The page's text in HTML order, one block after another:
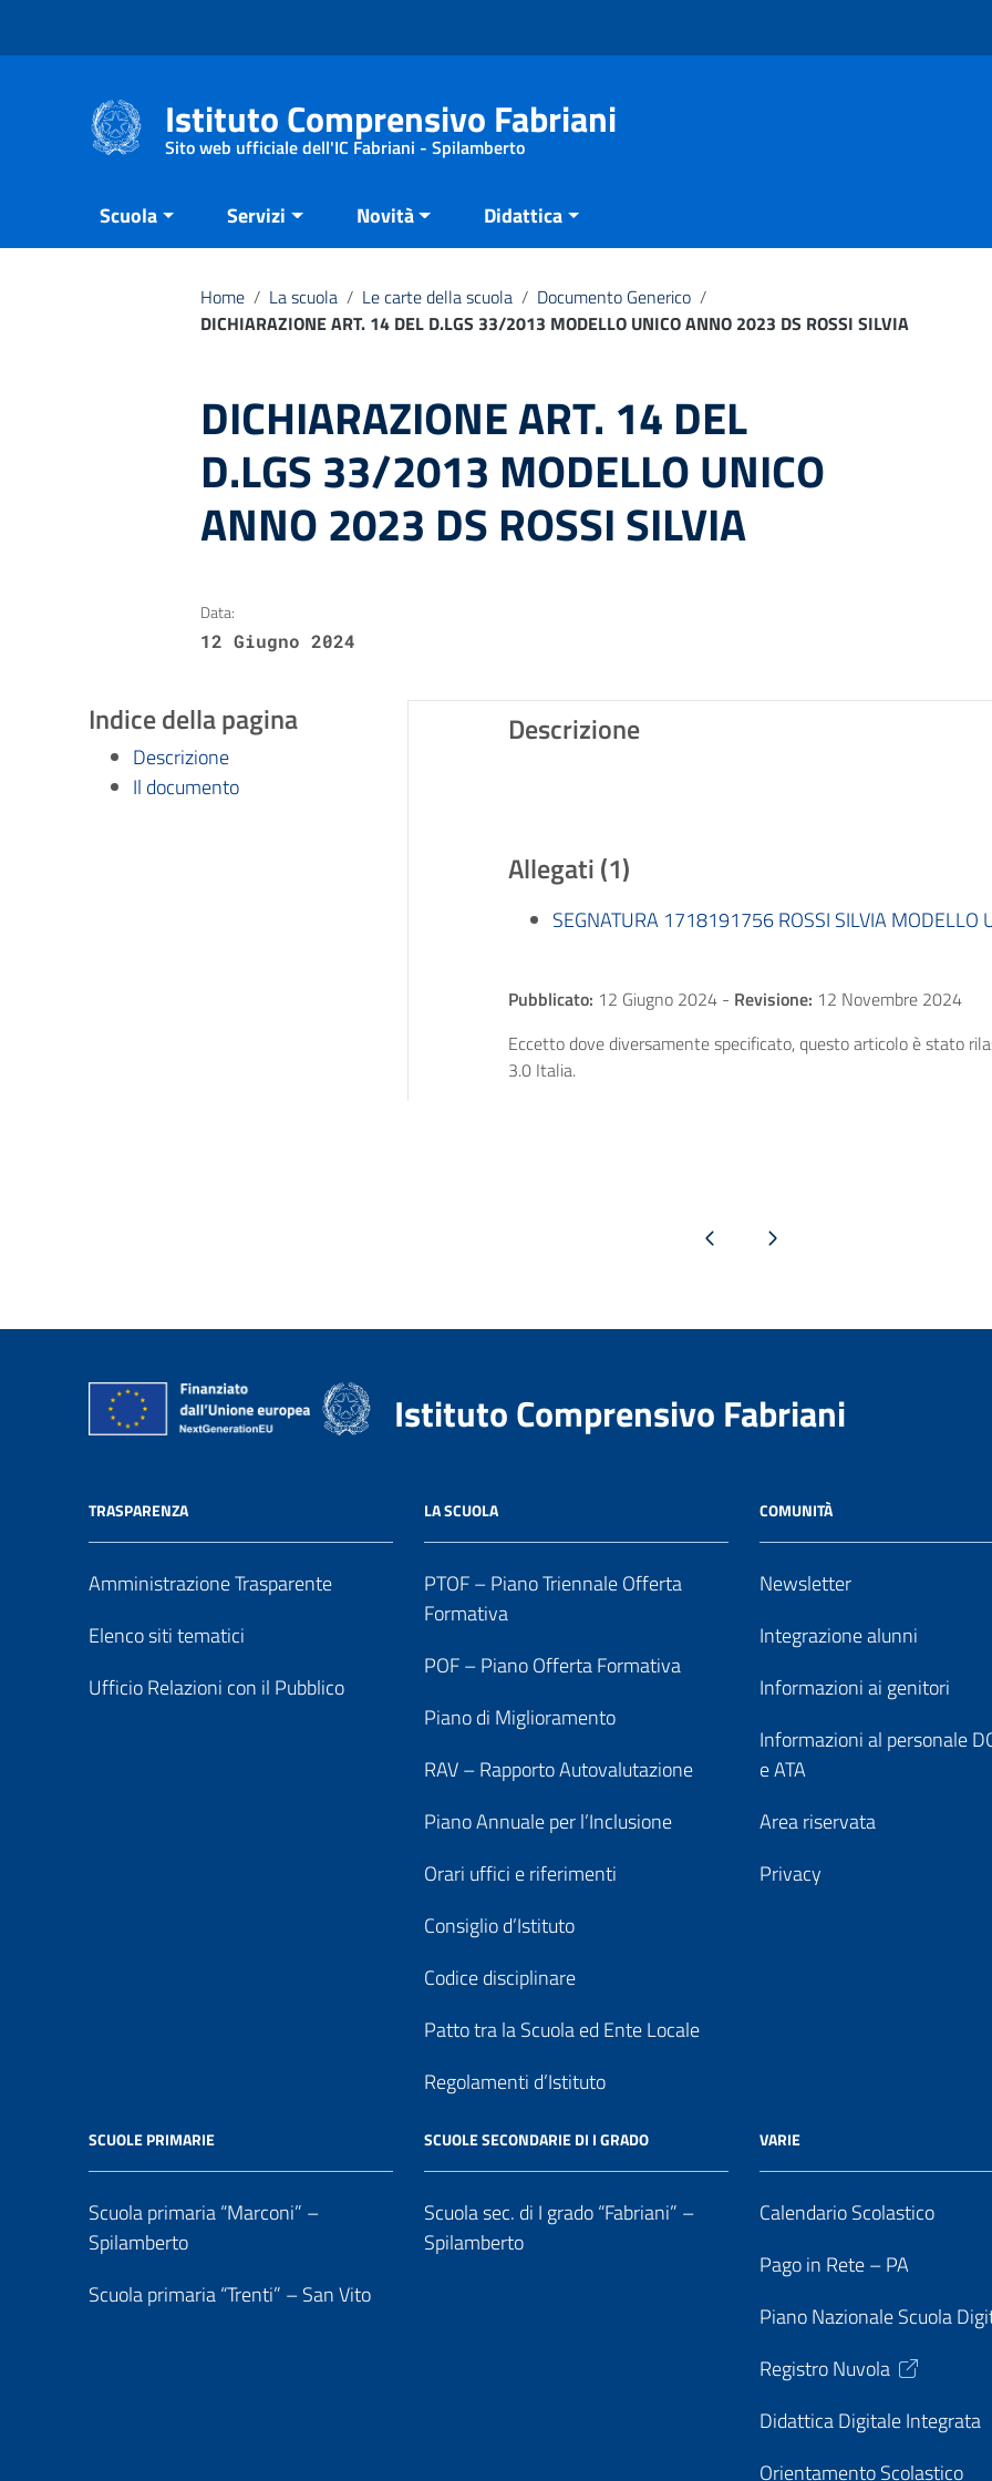
Istituto Comprensivo Fabriani
Sito web ufficiale dell'IC Fabriani - Spilamberto
Scuola Servizi Novità Didattica
Home / La scuola / Le carte della scuola / Documento Generico /
DICHIARAZIONE ART. 14 DEL D.LGS 33/2013 MODELLO UNICO ANNO 2023 DS ROSSI SILVIA
DICHIARAZIONE ART. 14 DEL
D.LGS 33/2013 MODELLO UNICO
ANNO 2023 DS ROSSI SILVIA
Data:
12 Giugno 2024
Indice della pagina
Descrizione
Il documento
Descrizione
Allegati (1)
SEGNATURA 1718191756 ROSSI SILVIA
Pubblicato: 12 Giugno 2024 - Revisione: 12 Novembre 2024
Eccetto dove diversamente specificato, questo articolo è stato
3.0 Italia.
Pagina precedentePagina successiva
Istituto Comprensivo Fabriani
TRASPARENZA
Amministrazione Trasparente
Elenco siti tematici
Ufficio Relazioni con il Pubblico
LA SCUOLA
PTOF – Piano Triennale Offerta
Formativa
POF – Piano Offerta Formativa
Piano di Miglioramento
RAV – Rapporto Autovalutazione
Piano Annuale per l’Inclusione
Orari uffici e riferimenti
Consiglio d’Istituto
Codice disciplinare
Patto tra la Scuola ed Ente Locale
Regolamenti d’Istituto
COMUNITÀ
Newsletter
Integrazione alunni
Informazioni ai genitori
Informazioni al personale
e ATA
Area riservata
Privacy
SCUOLE PRIMARIE
Scuola primaria “Marconi” –
Spilamberto
Scuola primaria “Trenti” – San Vito
SCUOLE SECONDARIE DI I GRADO
Scuola sec. di I grado “Fabriani” –
Spilamberto
VARIE
Calendario Scolastico
Pago in Rete – PA
Piano Nazionale Scuola
Registro Nuvola
Didattica Digitale Integrata
Orientamento Scolastico